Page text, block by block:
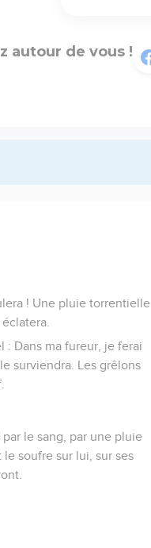
autour de vous !
! Une pluie torrentielle
: Dans ma fureur, je ferai
surviendra. Les grêlons
le sang, par une pluie
soufre sur lui, sur ses